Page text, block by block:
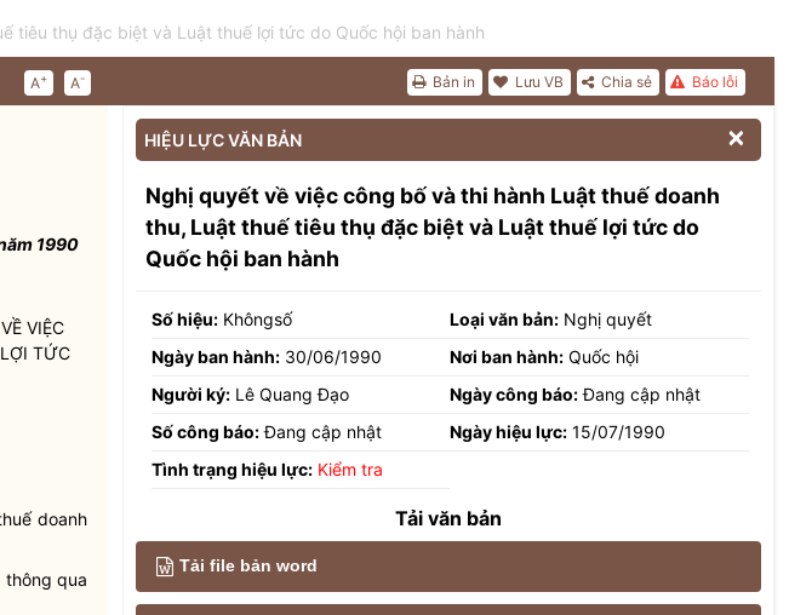
tiêu thụ đặc biệt và Luật thuế lợi tức do Quốc hội ban hành
A+ A- Báo lỗi
Chia sẻ
Lưu VB
Bản in
1990
VIỆC
TỨC
doanh
qua
HIỆU LỰC VĂN BẢN 
Nghị quyết về việc công bố và thi hành Luật thuế doanh
thu, Luật thuế tiêu thụ đặc biệt và Luật thuế lợi tức do
Quốc hội ban hành
Số hiệu: Khôngsố Loại văn bản: Nghị quyết
Ngày ban hành: 30/06/1990 Nơi ban hành: Quốc hội
Người ký: Lê Quang Đạo Ngày công báo:Đang cập nhật
Số công báo:Đang cập nhật Ngày hiệu lực: 15/07/1990
Tình trạng hiệu lực: Kiểm tra
Tải văn bản
Tải file bản word